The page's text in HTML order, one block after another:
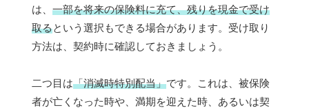
は、 一部を将来の保険料に充て、残りを現金で受け
取るという選択もできる場合があります。受け取り
方法は、契約時に確認しておきましょう。
二つ目は「消滅時特別配当」です。これは、被保険
者が亡くなった時や、満期を迎えた時、あるいは契